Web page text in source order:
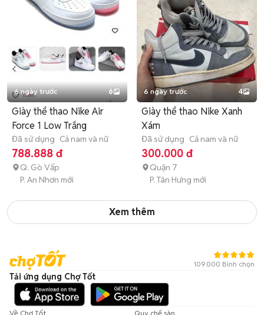
6 ngày trước 6
Giày thể thao Nike Air
Force 1 Low Trắng
Đã sử dụng Cả nam và nữ
788.888 đ
Q. Gò Vấp
P. An Nhơn mới
6 ngày trước 4
Giày thể thao Nike Xanh
Xám
Đã sử dụng Cả nam và nữ
300.000 đ
Quận 7
P. Tân Hưng mới
Xem thêm
109.000 Bình chọn
Tải ứng dụng Chợ Tốt
Về Chợ Tốt Quy chế sàn